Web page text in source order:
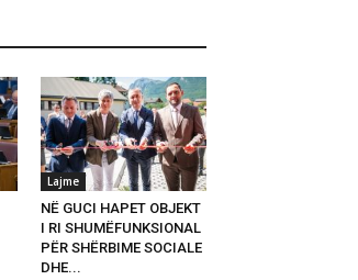
Lajme
NË GUCI HAPET OBJEKT
I RI SHUMËFUNKSIONAL
PËR SHËRBIME SOCIALE
DHE...